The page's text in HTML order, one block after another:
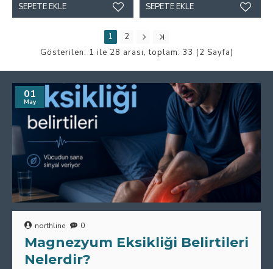
SEPETE EKLE SEPETE EKLE
1
2
Gösterilen: 1 ile 28 arası, toplam: 33 (2 Sayfa)
01
May
northline 0
Magnezyum Eksikliği Belirtileri
Nelerdir?